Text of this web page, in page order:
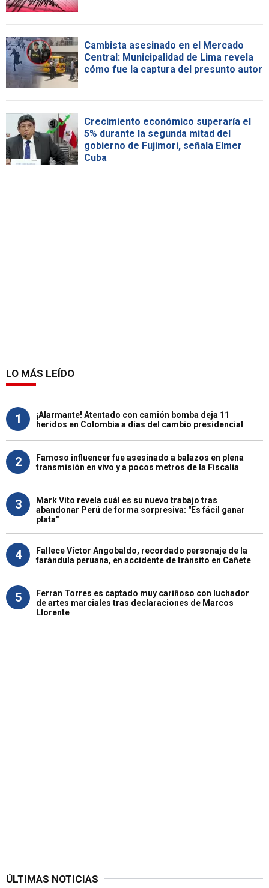
Cambista asesinado en el Mercado
Central: Municipalidad de Lima revela
cómo fue la captura del presunto autor
Crecimiento económico superaría el
5% durante la segunda mitad del
gobierno de Fujimori, señala Elmer
Cuba
LO MÁS LEÍDO
1
¡Alarmante! Atentado con camión bomba deja 11
heridos en Colombia a días del cambio presidencial
2
Famoso influencer fue asesinado a balazos en plena
transmisión en vivo y a pocos metros de la Fiscalía
3
Mark Vito revela cuál es su nuevo trabajo tras
abandonar Perú de forma sorpresiva: "Es fácil ganar
plata"
4
Fallece Víctor Angobaldo, recordado personaje de la
farándula peruana, en accidente de tránsito en Cañete
5
Ferran Torres es captado muy cariñoso con luchador
de artes marciales tras declaraciones de Marcos
Llorente
ÚLTIMAS NOTICIAS